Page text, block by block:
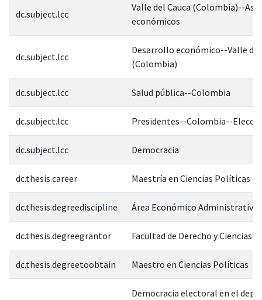
dc.subject.lcc
Valle del Cauca (Colombia)--
económicos
dc.subject.lcc
Desarrollo económico--Valle del
(Colombia)
dc.subject.lcc Salud pública--Colombia
dc.subject.lcc Presidentes--Colombia--
dc.subject.lcc Democracia
dc.thesis.career Maestría en Ciencias Políticas
dc.thesis.degreediscipline Área Económico Administrativa
dc.thesis.degreegrantor Facultad de Derecho y Ciencias
dc.thesis.degreetoobtain Maestro en Ciencias Políticas
Democracia electoral en el